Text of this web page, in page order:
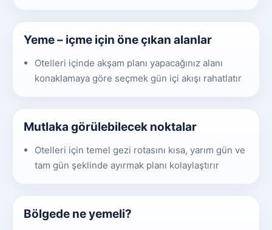
Yeme – içme için öne çıkan alanlar
Otelleri içinde akşam planı yapacağınız alanı
konaklamaya göre seçmek gün içi akışı rahatlatır
Mutlaka görülebilecek noktalar
Otelleri için temel gezi rotasını kısa, yarım gün ve
tam gün şeklinde ayırmak planı kolaylaştırır
Bölgede ne yemeli?